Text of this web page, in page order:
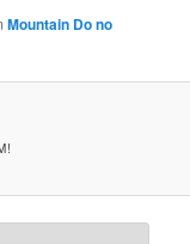
Mountain Do no